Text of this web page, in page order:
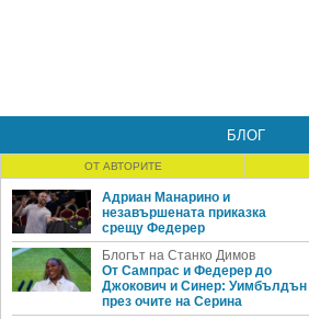
БЛОГ
ОТ АВТОРИТЕ
Адриан Манарино и
незавършената приказка
срещу Федерер
Блогът на Станко Димов
От Сампрас и Федерер до
Джокович и Синер: Уимбълдън
през очите на Серина